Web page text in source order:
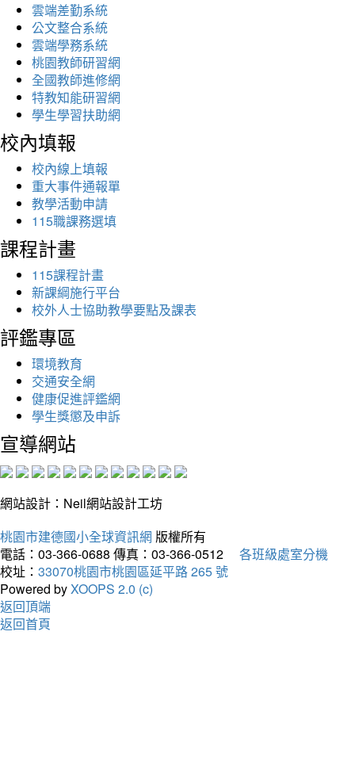
雲端差勤系統
公文整合系統
雲端學務系統
桃園教師研習網
全國教師進修網
特教知能研習網
學生學習扶助網
校內填報
校內線上填報
重大事件通報單
教學活動申請
115職課務選填
課程計畫
115課程計畫
新課綱施行平台
校外人士協助教學要點及課表
評鑑專區
環境教育
交通安全網
健康促進評鑑網
學生獎懲及申訴
宣導網站
網站設計：Neil網站設計工坊
桃園市建德國小全球資訊網 版權所有
電話：03-366-0688 傳真：03-366-0512
各班級處室分機
校址： 33070桃園市桃園區延平路 265 號
Powered byXOOPS 2.0 (c)
返回頂端
返回首頁